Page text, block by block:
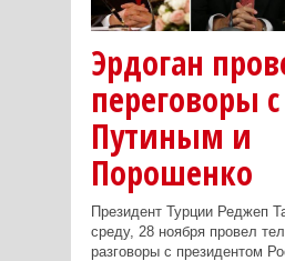
Эрдоган
переговоры с
Путиным и
Порошенко
Президент Турции Реджеп
среду, 28 ноября провел
разговоры с президентом